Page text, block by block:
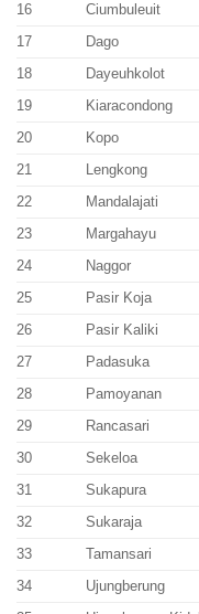
16
Ciumbuleuit
17
Dago
18
Dayeuhkolot
19
Kiaracondong
20
Kopo
21
Lengkong
22
Mandalajati
23
Margahayu
24
Naggor
25
Pasir Koja
26
Pasir Kaliki
27
Padasuka
28
Pamoyanan
29
Rancasari
30
Sekeloa
31
Sukapura
32
Sukaraja
33
Tamansari
34
Ujungberung